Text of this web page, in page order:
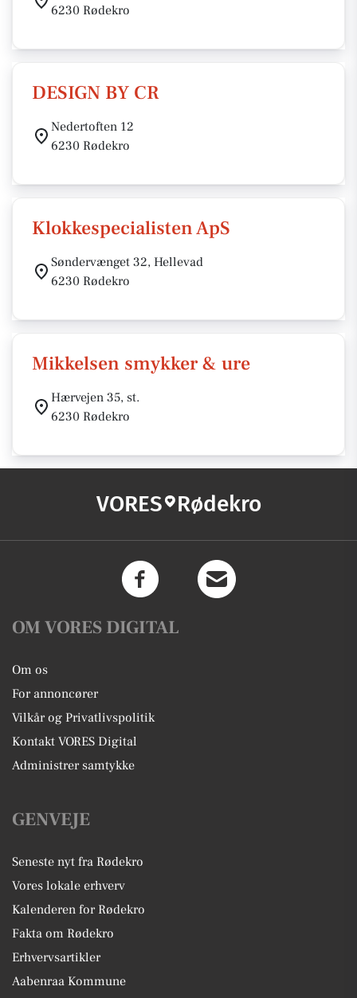
6230 Rødekro
DESIGN BY CR
Nedertoften 12
6230 Rødekro
Klokkespecialisten ApS
Søndervænget 32, Hellevad
6230 Rødekro
Mikkelsen smykker & ure
Hærvejen 35, st.
6230 Rødekro
VORES Rødekro
OM VORES DIGITAL
Om os
For annoncører
Vilkår og Privatlivspolitik
Kontakt VORES Digital
Administrer samtykke
GENVEJE
Seneste nyt fra Rødekro
Vores lokale erhverv
Kalenderen for Rødekro
Fakta om Rødekro
Erhvervsartikler
Aabenraa Kommune